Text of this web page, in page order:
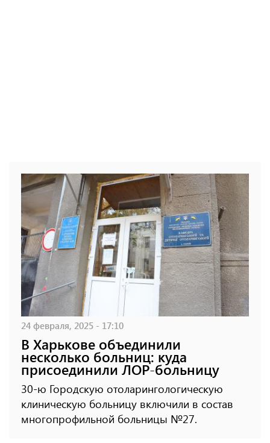
24 февраля, 2025 - 17:10
В Харькове объединили
несколько больниц: куда
присоединили ЛОР-больницу
30-ю Городскую отоларингологическую
клиническую больницу включили в состав
многопрофильной больницы №27.